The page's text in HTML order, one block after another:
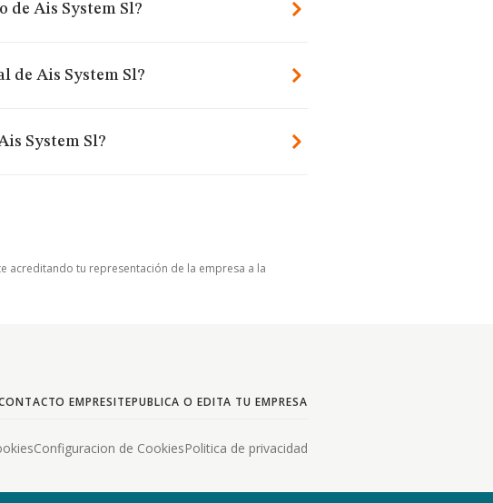
de Ais System Sl?
de Ais System Sl?
System Sl?
acreditando tu representación de la empresa a la
EMPRESITEPUBLICA O EDITA TU EMPRESA
Configuracion de CookiesPolitica de privacidad